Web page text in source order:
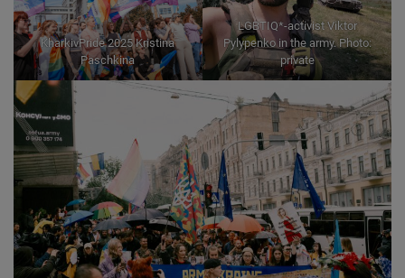
KharkivPride 2025 Kristina
Paschkina
LGBTIQ*-activist Viktor
Pylypenko in the army. Photo:
private